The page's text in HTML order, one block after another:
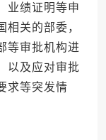
业绩证明等申
关的部委，
等审批机构进
以及应对审批
求等突发情